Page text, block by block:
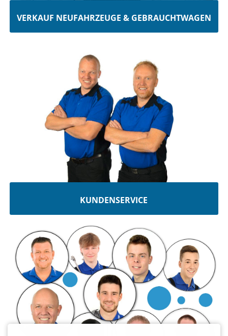
VERKAUF NEUFAHRZEUGE & GEBRAUCHTWAGEN
KUNDENSERVICE